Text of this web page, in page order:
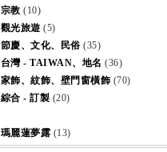
宗教 (10)
觀光旅遊 (5)
節慶、文化、民俗 (35)
台灣 - TAIWAN、地名 (36)
家飾、紋飾、壁門窗橫飾 (70)
綜合 - 訂製 (20)
瑪麗蓮夢露 (13)